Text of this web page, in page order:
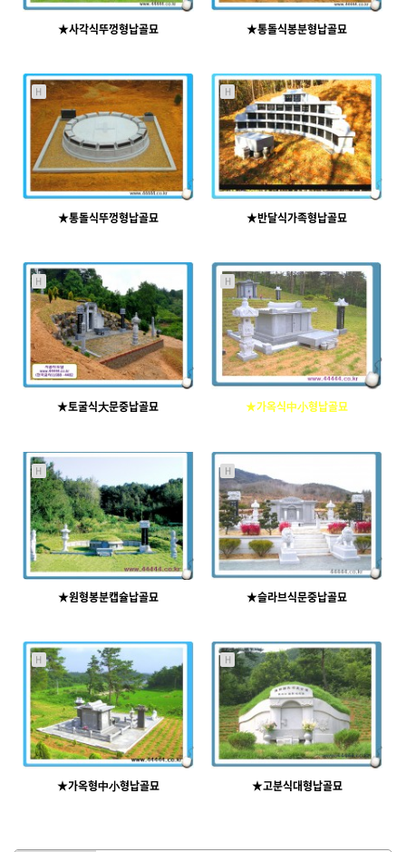
운영진
★사각식뚜껑형납골묘
운영진
★통돌식봉분형납골묘
H
운영진
★통돌식뚜껑형납골묘
H
운영진
★반달식가족형납골묘
H
★토굴식大문중납골묘
H
★가옥식中小형납골묘
H
운영진
★원형봉분캡슐납골묘
H
운영진
★슬라브식문중납골묘
H
★가옥형中小형납골묘
H
★고분식대형납골묘